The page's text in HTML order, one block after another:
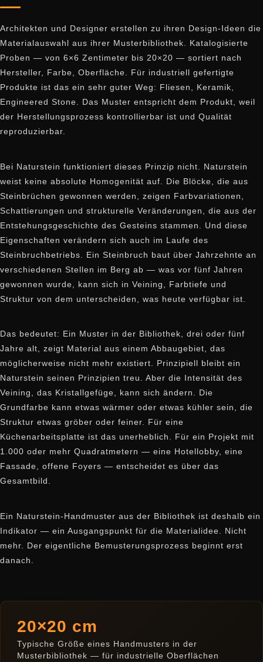
Architekten und Designer erstellen zu ihren Design-Ideen die
Materialauswahl aus ihrer Musterbibliothek. Katalogisierte
Proben — von 6×6 Zentimeter bis 20×20 — sortiert nach
Hersteller, Farbe, Oberfläche. Für industriell gefertigte
Produkte ist das ein sehr guter Weg: Fliesen, Keramik,
Engineered Stone. Das Muster entspricht dem Produkt, weil
der Herstellungsprozess kontrollierbar ist und Qualität
reproduzierbar.
Bei Naturstein funktioniert dieses Prinzip nicht. Naturstein
weist keine absolute Homogenität auf. Die Blöcke, die aus
Steinbrüchen gewonnen werden, zeigen Farbvariationen,
Schattierungen und strukturelle Veränderungen, die aus der
Entstehungsgeschichte des Gesteins stammen. Und diese
Eigenschaften verändern sich auch im Laufe des
Steinbruchbetriebs. Ein Steinbruch baut über Jahrzehnte an
verschiedenen Stellen im Berg ab — was vor fünf Jahren
gewonnen wurde, kann sich in Veining, Farbtiefe und
Struktur von dem unterscheiden, was heute verfügbar ist.
Das bedeutet: Ein Muster in der Bibliothek, drei oder fünf
Jahre alt, zeigt Material aus einem Abbaugebiet, das
möglicherweise nicht mehr existiert. Prinzipiell bleibt ein
Naturstein seinen Prinzipien treu. Aber die Intensität des
Veining, das Kristallgefüge, kann sich ändern. Die
Grundfarbe kann etwas wärmer oder etwas kühler sein, die
Struktur etwas gröber oder feiner. Für eine
Küchenarbeitsplatte ist das unerheblich. Für ein Projekt mit
1.000 oder mehr Quadratmetern — eine Hotellobby, eine
Fassade, offene Foyers — entscheidet es über das
Gesamtbild.
Ein Naturstein-Handmuster aus der Bibliothek ist deshalb ein
Indikator — ein Ausgangspunkt für die Materialidee. Nicht
mehr. Der eigentliche Bemusterungsprozess beginnt erst
danach.
20×20 cm
Typische Größe eines Handmusters in der
Musterbibliothek — für industrielle Oberflächen